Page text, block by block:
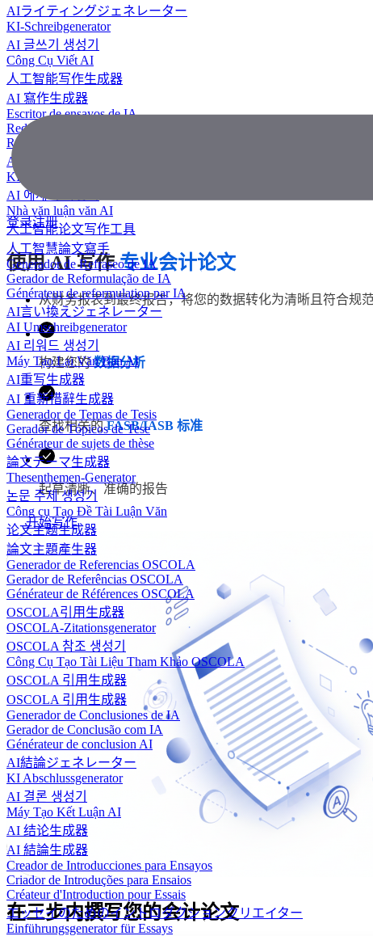
AIライティングジェネレーター
KI-Schreibgenerator
AI 글쓰기 생성기
Công Cụ Viết AI
人工智能写作生成器
AI 寫作生成器
Escritor de ensayos de IA
Redator de ensaios com IA
Rédacteur d'essais IA
AIエッセイライター
KI Essay-Schreiber
AI 에세이 작성기
Nhà văn luận văn AI
人工智能论文写作工具
人工智慧論文寫手
Generador de Refraseo de IA
Gerador de Reformulação de IA
Générateur de reformulation par IA
AI言い換えジェネレーター
AI Umschreibgenerator
AI 리워드 생성기
Máy Tạo Lại Văn Bản AI
AI重写生成器
AI 重新措辭生成器
Generador de Temas de Tesis
Gerador de Tópicos de Tese
Générateur de sujets de thèse
論文テーマ生成器
Thesenthemen-Generator
논문 주제 생성기
Công cụ Tạo Đề Tài Luận Văn
论文主题生成器
論文主題產生器
Generador de Referencias OSCOLA
Gerador de Referências OSCOLA
Générateur de Références OSCOLA
OSCOLA引用生成器
OSCOLA-Zitationsgenerator
OSCOLA 참조 생성기
Công Cụ Tạo Tài Liệu Tham Khảo OSCOLA
OSCOLA 引用生成器
OSCOLA 引用生成器
Generador de Conclusiones de IA
Gerador de Conclusão com IA
Générateur de conclusion AI
AI結論ジェネレーター
KI Abschlussgenerator
AI 결론 생성기
Máy Tạo Kết Luận AI
AI 结论生成器
AI 結論生成器
Creador de Introducciones para Ensayos
Criador de Introduções para Ensaios
Créateur d'Introduction pour Essais
エッセイのためのイントロダクションクリエイター
Einführungsgenerator für Essays
登录注册
使用 AI 写作专业会计论文
从财务报表到最终报告，将您的数据转化为清晰且符合规
构建您的数据分析
查找相关的FASB/IASB 标准
起草清晰、准确的报告
开始写作
在三步内撰写您的会计论文